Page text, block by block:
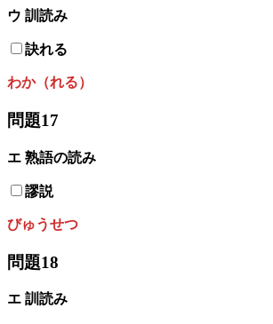
ウ 訓読み
訣れる
わか（れる）
問題17
エ 熟語の読み
謬説
びゅうせつ
問題18
エ 訓読み